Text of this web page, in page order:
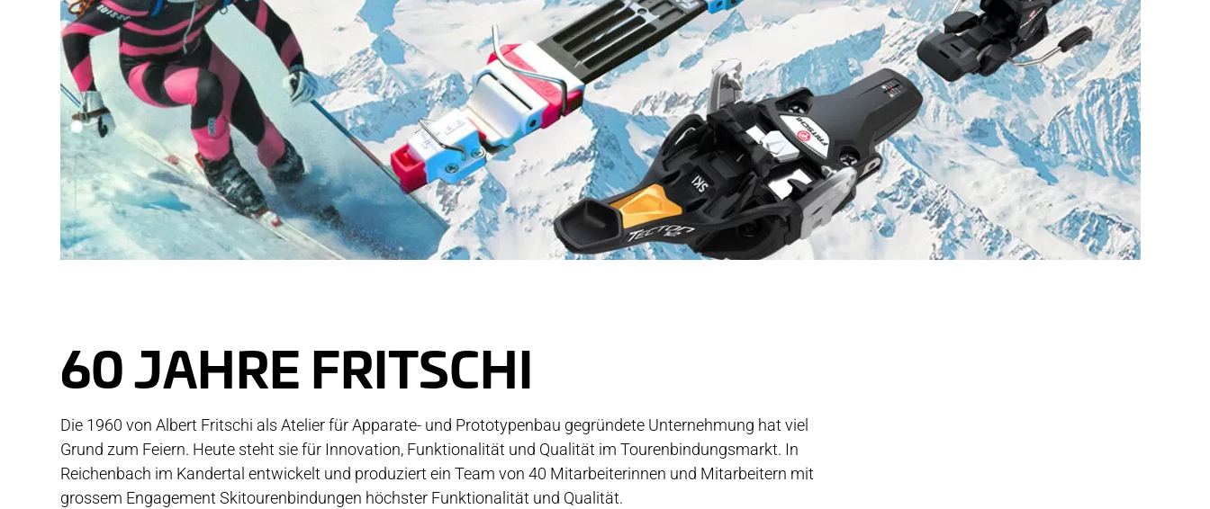
DOWNLOADS
60 JAHRE FRITSCHI
Die 1960 von Albert Fritschi als Atelier für Apparate- und Prototypenbau gegründete Unternehmung hat viel
Grund zum Feiern. Heute steht sie für Innovation, Funktionalität und Qualität im Tourenbindungsmarkt. In
Reichenbach im Kandertal entwickelt und produziert ein Team von 40 Mitarbeiterinnen und Mitarbeitern mit
grossem Engagement Skitourenbindungen höchster Funktionalität und Qualität.